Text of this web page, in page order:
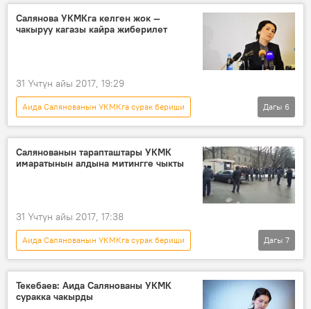
Аида Салянова
Салянова УКМКга келген жок —
чакыруу кагазы кайра жиберилет
31 Үчтүн айы 2017, 19:29
Аида Салянованын УКМКга сурак бериши
Кыргызстан
Коом
Жаңылыктар
Дагы 6
Салянованын тарапташтары УКМК
имаратынын алдына митингге чыкты
31 Үчтүн айы 2017, 17:38
Аида Салянованын УКМКга сурак бериши
Кыргызстан
Коом
Жаңылыктар
Аида Салянова
УКМК
митинг
Дагы 7
Текебаев: Аида Салянованы УКМК
суракка чакырды